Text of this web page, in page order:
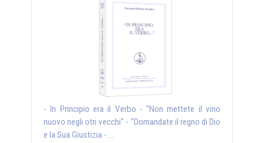
- In Principio era il Verbo - "Non mettete il vino
nuovo negli otri vecchi" - "Domandate il regno di Dio
e la Sua Giustizia - ...